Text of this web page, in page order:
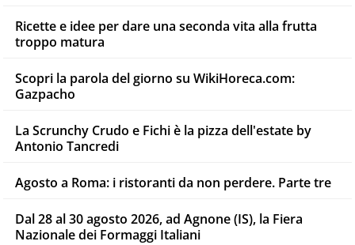
Ricette e idee per dare una seconda vita alla frutta
troppo matura
Scopri la parola del giorno su WikiHoreca.com:
Gazpacho
La Scrunchy Crudo e Fichi è la pizza dell'estate by
Antonio Tancredi
Agosto a Roma: i ristoranti da non perdere. Parte tre
Dal 28 al 30 agosto 2026, ad Agnone (IS), la Fiera
Nazionale dei Formaggi Italiani